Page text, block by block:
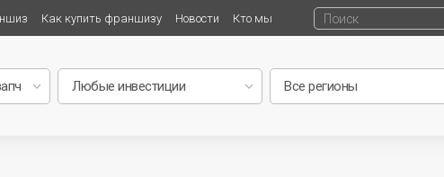
Как купить франшизу Новости Кто мы